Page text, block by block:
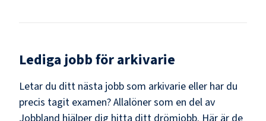
Lediga jobb förarkivarie
Letar du ditt nästa jobb som arkivarie eller har du
precis tagit examen? Allalöner som en del av
Jobbland hjälper dig hitta ditt drömjobb. Här är de